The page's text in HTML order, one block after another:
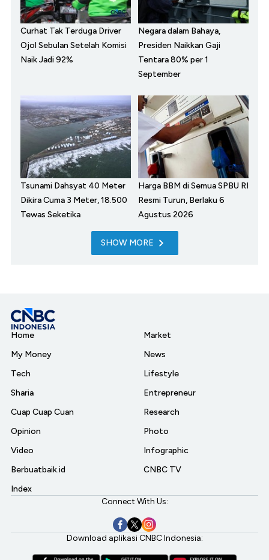
Curhat Tak Terduga Driver
Ojol Sebulan Setelah Komisi
Naik Jadi 92%
Negara dalam Bahaya,
Presiden Naikkan Gaji
Tentara 80% per 1
September
Tsunami Dahsyat 40 Meter
Dikira Cuma 3 Meter, 18.500
Tewas Seketika
Harga BBM di Semua SPBU RI
Resmi Turun, Berlaku 6
Agustus 2026
SHOW MORE
Home
My Money
Tech
Sharia
Cuap Cuap Cuan
Opinion
Video
Berbuatbaik.id
Index
Market
News
Lifestyle
Entrepreneur
Research
Photo
Infographic
CNBC TV
Connect With Us:
Download aplikasi CNBC Indonesia: